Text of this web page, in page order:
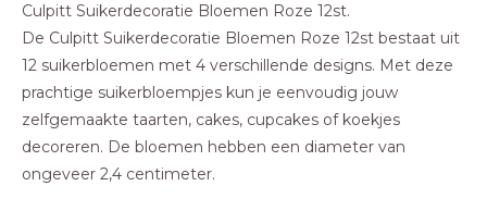
Culpitt Suikerdecoratie Bloemen Roze 12st.
De Culpitt Suikerdecoratie Bloemen Roze 12st bestaat uit
12 suikerbloemen met 4 verschillende designs. Met deze
prachtige suikerbloempjes kun je eenvoudig jouw
zelfgemaakte taarten, cakes, cupcakes of koekjes
decoreren. De bloemen hebben een diameter van
ongeveer 2,4 centimeter.